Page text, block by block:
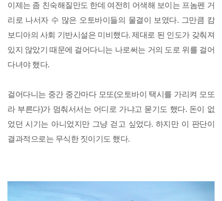
이제는 좀 친숙해질만도 한데 여전히 어색해 보이는 프놈펜 거
리로 나서자 수 많은 오토바이들의 물결이 보였다. 그만큼 캄
보디아의 사회 기반시설은 미비했다. 제대로 된 인도가 갖춰져
있지 않았기 때문에 걸어다니는 나로써는 거의 도로 위를 걸어
다녀야 했다.
걸어다니는 중간 중간마다 모또(오토바이 택시를 가리켜 모또
라 부른다)가 멈춰서서는 어디로 가냐고 묻기도 했다. 돈이 없
었던 시기는 아니었지만 그냥 걷고 싶었다. 하지만 이 판단이
결과적으로는 무식한 짓이기도 했다.